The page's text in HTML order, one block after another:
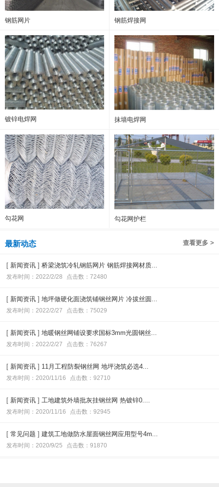
钢筋网片 钢筋焊接网
镀锌电焊网 抹墙电焊网
勾花网 勾花网护栏
查看更多 >
最新动态
[ 新闻资讯 ] 桥梁浇筑冷轧钢筋网片 钢筋焊接网材质...
发布时间：2022/2/28 点击数：72480
[ 新闻资讯 ] 地坪做硬化面浇筑铺钢丝网片 冷拔丝圆...
发布时间：2022/2/27 点击数：75029
[ 新闻资讯 ] 地暖钢丝网铺设要求国标3mm光圆钢丝...
发布时间：2022/2/27 点击数：76267
[ 新闻资讯 ] 11月工程防裂钢丝网 地坪浇筑必选4...
发布时间：2020/11/16 点击数：92710
[ 新闻资讯 ] 工地建筑外墙批灰挂钢丝网 热镀锌0....
发布时间：2020/11/16 点击数：92945
[ 常见问题 ] 建筑工地做防水屋面钢丝网应用型号4m...
发布时间：2020/9/25 点击数：91870